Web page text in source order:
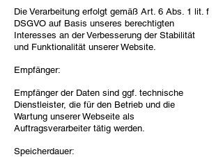
Die Verarbeitung erfolgt gemäß Art. 6 Abs. 1 lit. f
DSGVO auf Basis unseres berechtigten
Interesses an der Verbesserung der Stabilität
und Funktionalität unserer Website.
Empfänger:
Empfänger der Daten sind ggf. technische
Dienstleister, die für den Betrieb und die
Wartung unserer Webseite als
Auftragsverarbeiter tätig werden.
Speicherdauer: